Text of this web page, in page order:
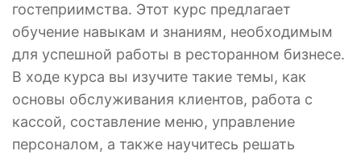
гостеприимства. Этот курс предлагает
обучение навыкам и знаниям, необходимым
для успешной работы в ресторанном бизнесе.
В ходе курса вы изучите такие темы, как
основы обслуживания клиентов, работа с
кассой, составление меню, управление
персоналом, а также научитесь решать